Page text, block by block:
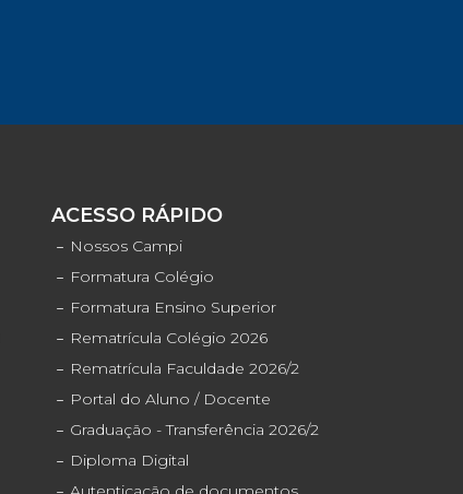
ACESSO RÁPIDO
Nossos Campi
Formatura Colégio
Formatura Ensino Superior
Rematrícula Colégio 2026
Rematrícula Faculdade 2026/2
Portal do Aluno / Docente
Graduação - Transferência 2026/2
Diploma Digital